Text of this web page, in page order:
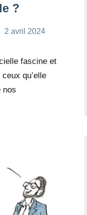
?
2 avril 2024
fascine et
qu’elle
nos